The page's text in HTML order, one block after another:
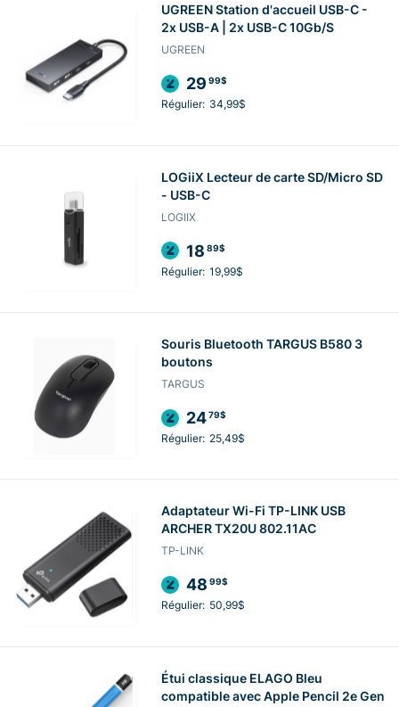
UGREEN Station d'accueil USB-C -
2x USB-A | 2x USB-C 10Gb/S
UGREEN
29 99$
Régulier: 34,99$
LOGiiX Lecteur de carte SD/Micro SD
- USB-C
LOGIIX
18 89$
Régulier: 19,99$
Souris Bluetooth TARGUS B580 3
boutons
TARGUS
2479$
Régulier: 25,49$
Adaptateur Wi-Fi TP-LINK USB
ARCHER TX20U 802.11AC
TP-LINK
48 99$
Régulier: 50,99$
Étui classique ELAGO Bleu
compatible avec Apple Pencil 2e Gen